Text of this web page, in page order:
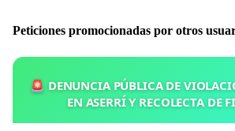
Peticiones promocionadas por otros
🚨 DENUNCIA PÚBLICA DE
EN ASERRÍ Y RECOLECTA DE